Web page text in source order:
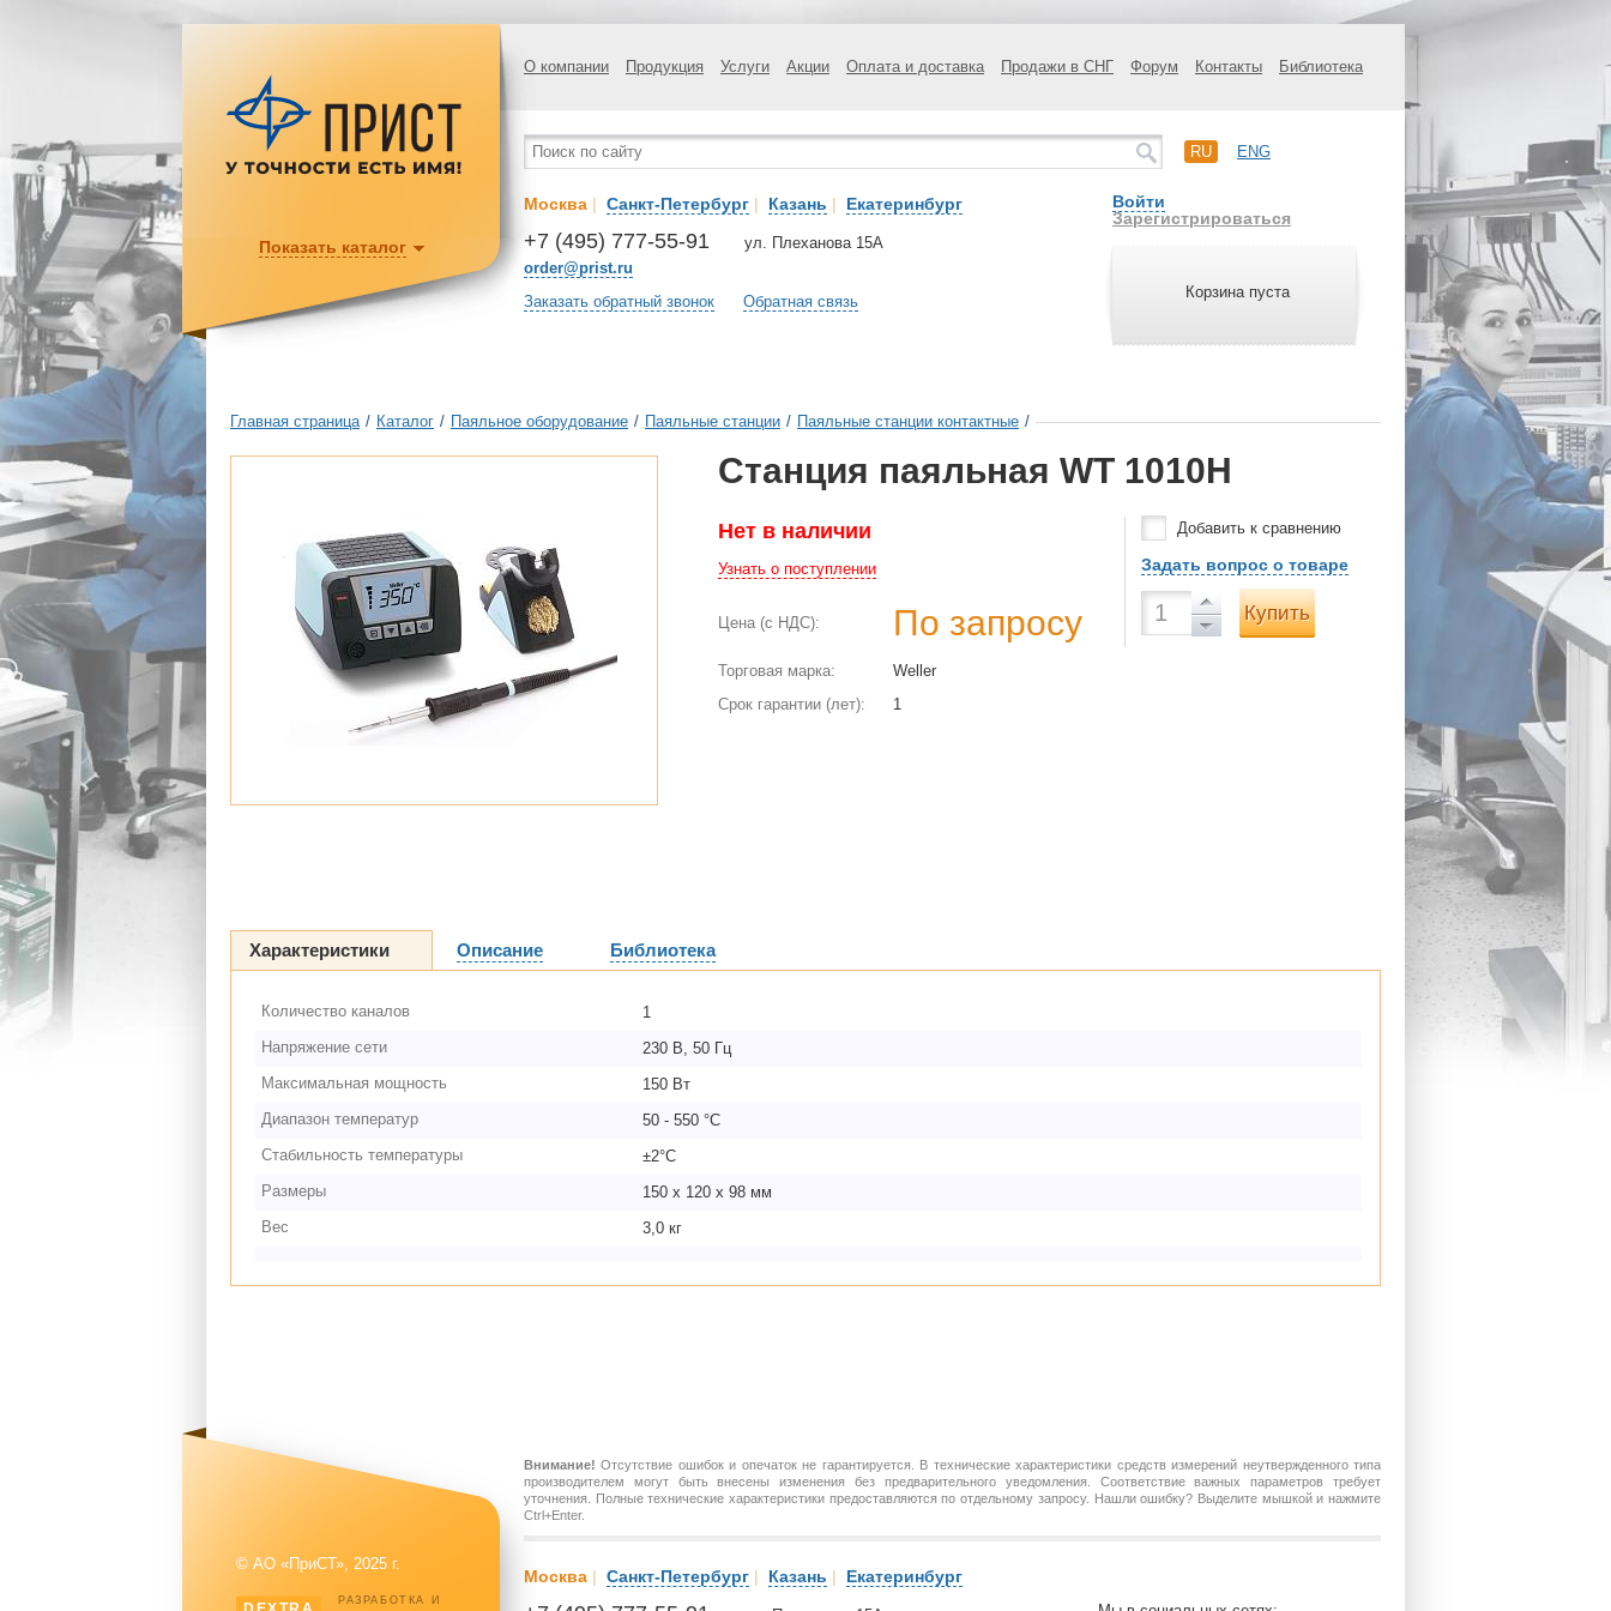
О компании Продукция Услуги Акции Оплата и доставка Продажи в СНГ Форум Контакты Библиотека
RU ENG
Москва | Санкт-Петербург | Казань | Екатеринбург
+7 (495) 777-55-91
order@prist.ru
ул. Плеханова 15А
Заказать обратный звонок Обратная связь
Войти
Зарегистрироваться
Корзина пуста
Показать каталог
Главная страница / Каталог / Паяльное оборудование / Паяльные станции / Паяльные станции контактные /
Станция паяльная WT 1010H
Нет в наличии
Узнать о поступлении
Цена (с НДС): По запросу
Торговая марка:
Weller
Срок гарантии (лет):
1
Добавить к сравнению
Задать вопрос о товаре
Купить
Характеристики Описание Библиотека
Количество каналов
1
Напряжение сети
230 В, 50 Гц
Максимальная мощность
150 Вт
Диапазон температур
50 - 550 °C
Стабильность температуры
±2°C
Размеры
150 x 120 x 98 мм
Вес
3,0 кг
Внимание! Отсутствие ошибок и опечаток не гарантируется. В технические характеристики средств измерений неутвержденного типа
производителем могут быть внесены изменения без предварительного уведомления. Соответствие важных параметров требует
уточнения. Полные технические характеристики предоставляются по отдельному запросу. Нашли ошибку? Выделите мышкой и нажмите
Ctrl+Enter.
Москва | Санкт-Петербург | Казань | Екатеринбург
© АО «ПриСТ», 2025 г.
РАЗРАБОТКА И